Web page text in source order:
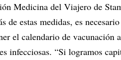
Medicina del Viajero de
de estas medidas, es
el calendario de vacunación
infecciosas. “Si logramos